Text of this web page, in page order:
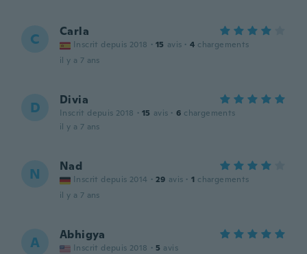
C Carla
Inscrit depuis 2018 · 15 avis · 4 chargements
il y a 7 ans
D Divia
Inscrit depuis 2018 · 15 avis · 6 chargements
il y a 7 ans
N Nad
Inscrit depuis 2014 · 29 avis · 1 chargements
il y a 7 ans
A Abhigya
Inscrit depuis 2018 · 5 avis